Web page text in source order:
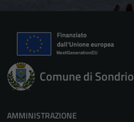
Comune di Sondrio
AMMINISTRAZIONE